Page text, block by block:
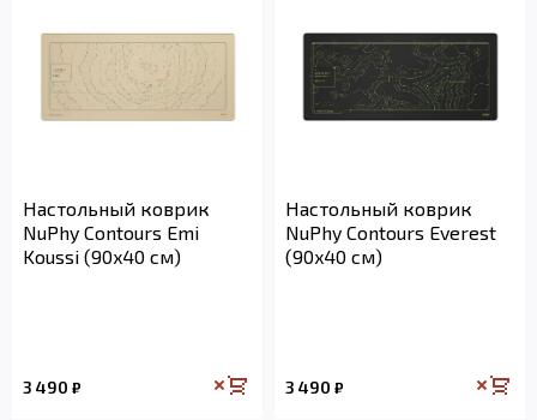
Настольный коврик
NuPhy Contours Emi
Koussi (90x40 см)
3 490 ₽
Настольный коврик
NuPhy Contours Everest
(90x40 см)
3 490 ₽